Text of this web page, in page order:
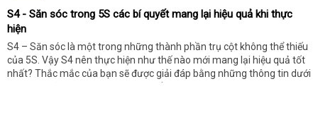
S4 - Săn sóc trong 5S các bí quyết mang lại hiệu quả khi thực
hiện
S4 – Săn sóc là một trong những thành phần trụ cột không thể thiếu
của 5S. Vậy S4 nên thực hiện như thế nào mới mang lại hiệu quả tốt
nhất? Thắc mắc của bạn sẽ được giải đáp bằng những thông tin dưới